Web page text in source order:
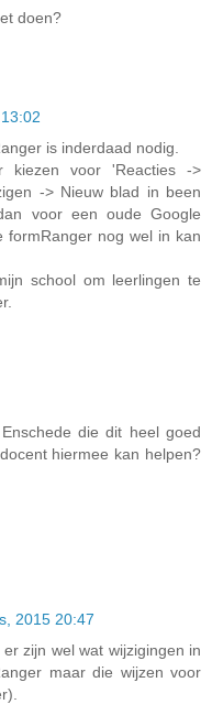
doen?
is inderdaad nodig.
voor 'Reacties ->
-> Nieuw blad in been
voor een oude Google
formRanger nog wel in kan
school om leerlingen te
die dit heel goed
hiermee kan helpen?
2015 20:47
zijn wel wat wijzigingen in
maar die wijzen voor